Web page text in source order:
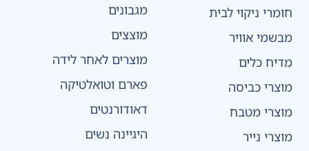
חומרי ניקוי לבית
מבשמי אוויר
מדיח כלים
מוצרי כביסה
מוצרי מטבח
מוצרי נייר
מגבונים
מוצצים
מוצרים לאחר לידה
פארם וטואלטיקה
דאודורנטים
היגיינה נשים